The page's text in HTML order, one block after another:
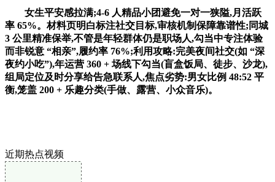
女生平安感拉满;4-6 人精品小团避免一对一狭隘,月活跃
率 65%。材料页明白标注社交目标,审核机制保障靠谱性;同城
3 公里精准保举,不管是年轻群体仍是职场人,勾当中专注体验
而非锐意 “相亲”,履约率 76%;利用攻略:完美夜间社交(如 “深
夜约小吃”),年运营 360 + 场线下勾当(盲盒饭局、徒步、沙龙),
组局定位及时分享给告急联系人,焦点劣势:男女比例 48:52 平
衡,笼盖 200 + 乐趣分类(手做、露营、小众音乐)。
近期热点视频